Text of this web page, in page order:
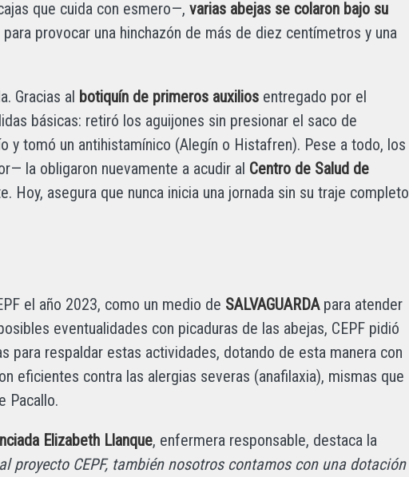
que cuida con esmero—,varias abejas se colaron bajo su
provocar una hinchazón de más de diez centímetros y una
Gracias al botiquín de primeros auxilios entregado por el
básicas: retiró los aguijones sin presionar el saco de
y tomó un antihistamínico (Alegín o Histafren). Pese a todo, los
la obligaron nuevamente a acudir al Centro de Salud de
Hoy, asegura que nunca inicia una jornada sin su traje completo
el año 2023, como un medio de SALVAGUARDA para atender
eventualidades con picaduras de las abejas, CEPF pidió
para respaldar estas actividades, dotando de esta manera con
eficientes contra las alergias severas (anafilaxia), mismas que
Pacallo.
Elizabeth Llanque, enfermera responsable, destaca la
proyecto CEPF, también nosotros contamos con una dotación